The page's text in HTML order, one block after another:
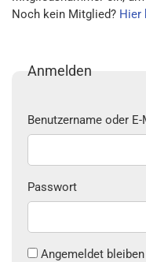
Noch kein Mitglied? Hier
Anmelden
Benutzername oder
Passwort
Angemeldet bleiben